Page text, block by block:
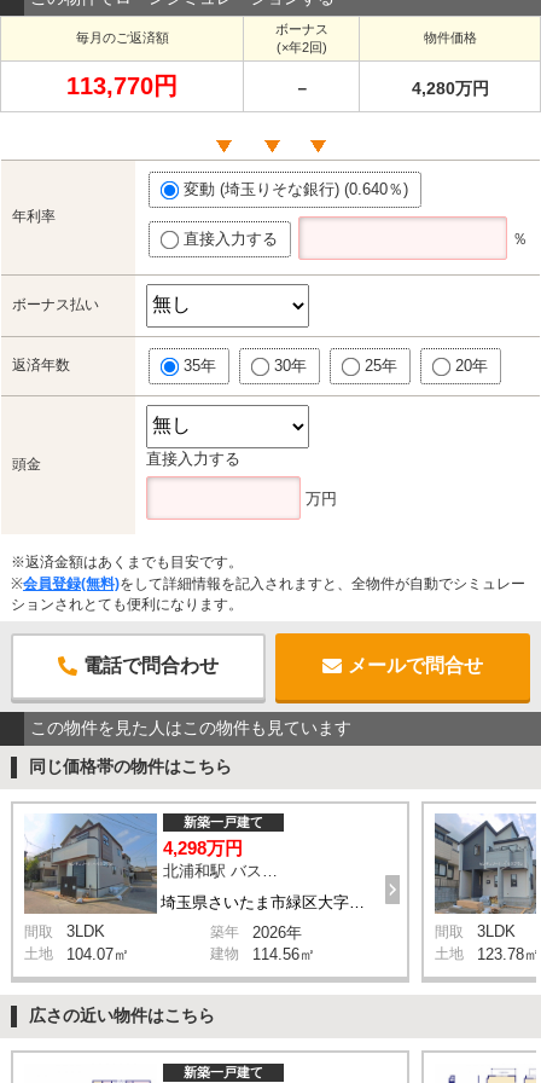
毎月のご返済額
ボーナス
(×年2回)
物件価格
113,770円 － 4,280万円
年利率
変動 (埼玉りそな銀行) (0.640％)
直接入力する ％
ボーナス払い
返済年数 35年 30年 25年 20年
頭金 直接入力する
万円
※返済金額はあくまでも目安です。
※会員登録(無料)をして詳細情報を記入されますと、全物件が自動でシミュレー
ションされとても便利になります。
電話で問合わせ メールで問合せ
この物件を見た人はこの物件も見ています
同じ価格帯の物件はこちら
新築一戸建て
4,298万円
北浦和駅 バス13分 停歩7分
間取 3LDK 築年 2026年
土地 104.07㎡ 建物 114.56㎡
間取 3LDK
土地 123.78㎡
広さの近い物件はこちら
新築一戸建て